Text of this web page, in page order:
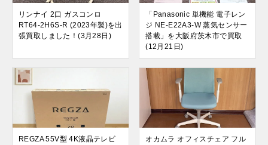
リンナイ 2口 ガスコンロ
RT64-2H6S-R (2023年製)を出
張買取しました！(3月28日)
「Panasonic 単機能 電子レン
ジ NE-E22A3-W 蒸気センサー
搭載」を大阪府茨木市で買取
(12月21日)
REGZA 55V型 4K液晶テレビ
オカムラ オフィスチェア フル